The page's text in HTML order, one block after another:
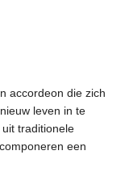
accordeon die zich
leven in te
traditionele
een